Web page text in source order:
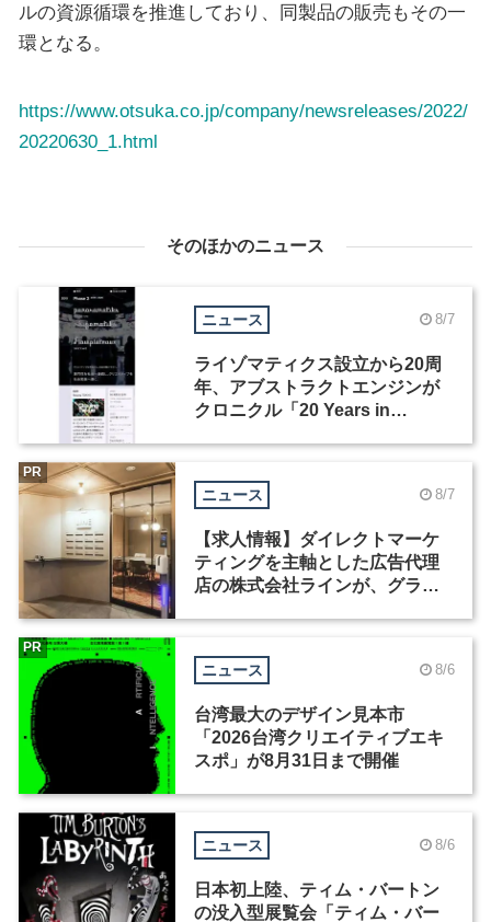
ルの資源循環を推進しており、同製品の販売もその一
環となる。
https://www.otsuka.co.jp/company/newsreleases/2022/
20220630_1.html
そのほかのニュース
ニュース 8/7
ライゾマティクス設立から20周
年、アブストラクトエンジンが
クロニクル「20 Years in
ニュース 8/7
【求人情報】ダイレクトマーケ
ティングを主軸とした広告代理
店の株式会社ラインが、グラフ
PR
ニュース 8/6
台湾最大のデザイン見本市
「2026台湾クリエイティブエキ
スポ」が8月31日まで開催
PR
ニュース 8/6
日本初上陸、ティム・バートン
の没入型展覧会「ティム・バー